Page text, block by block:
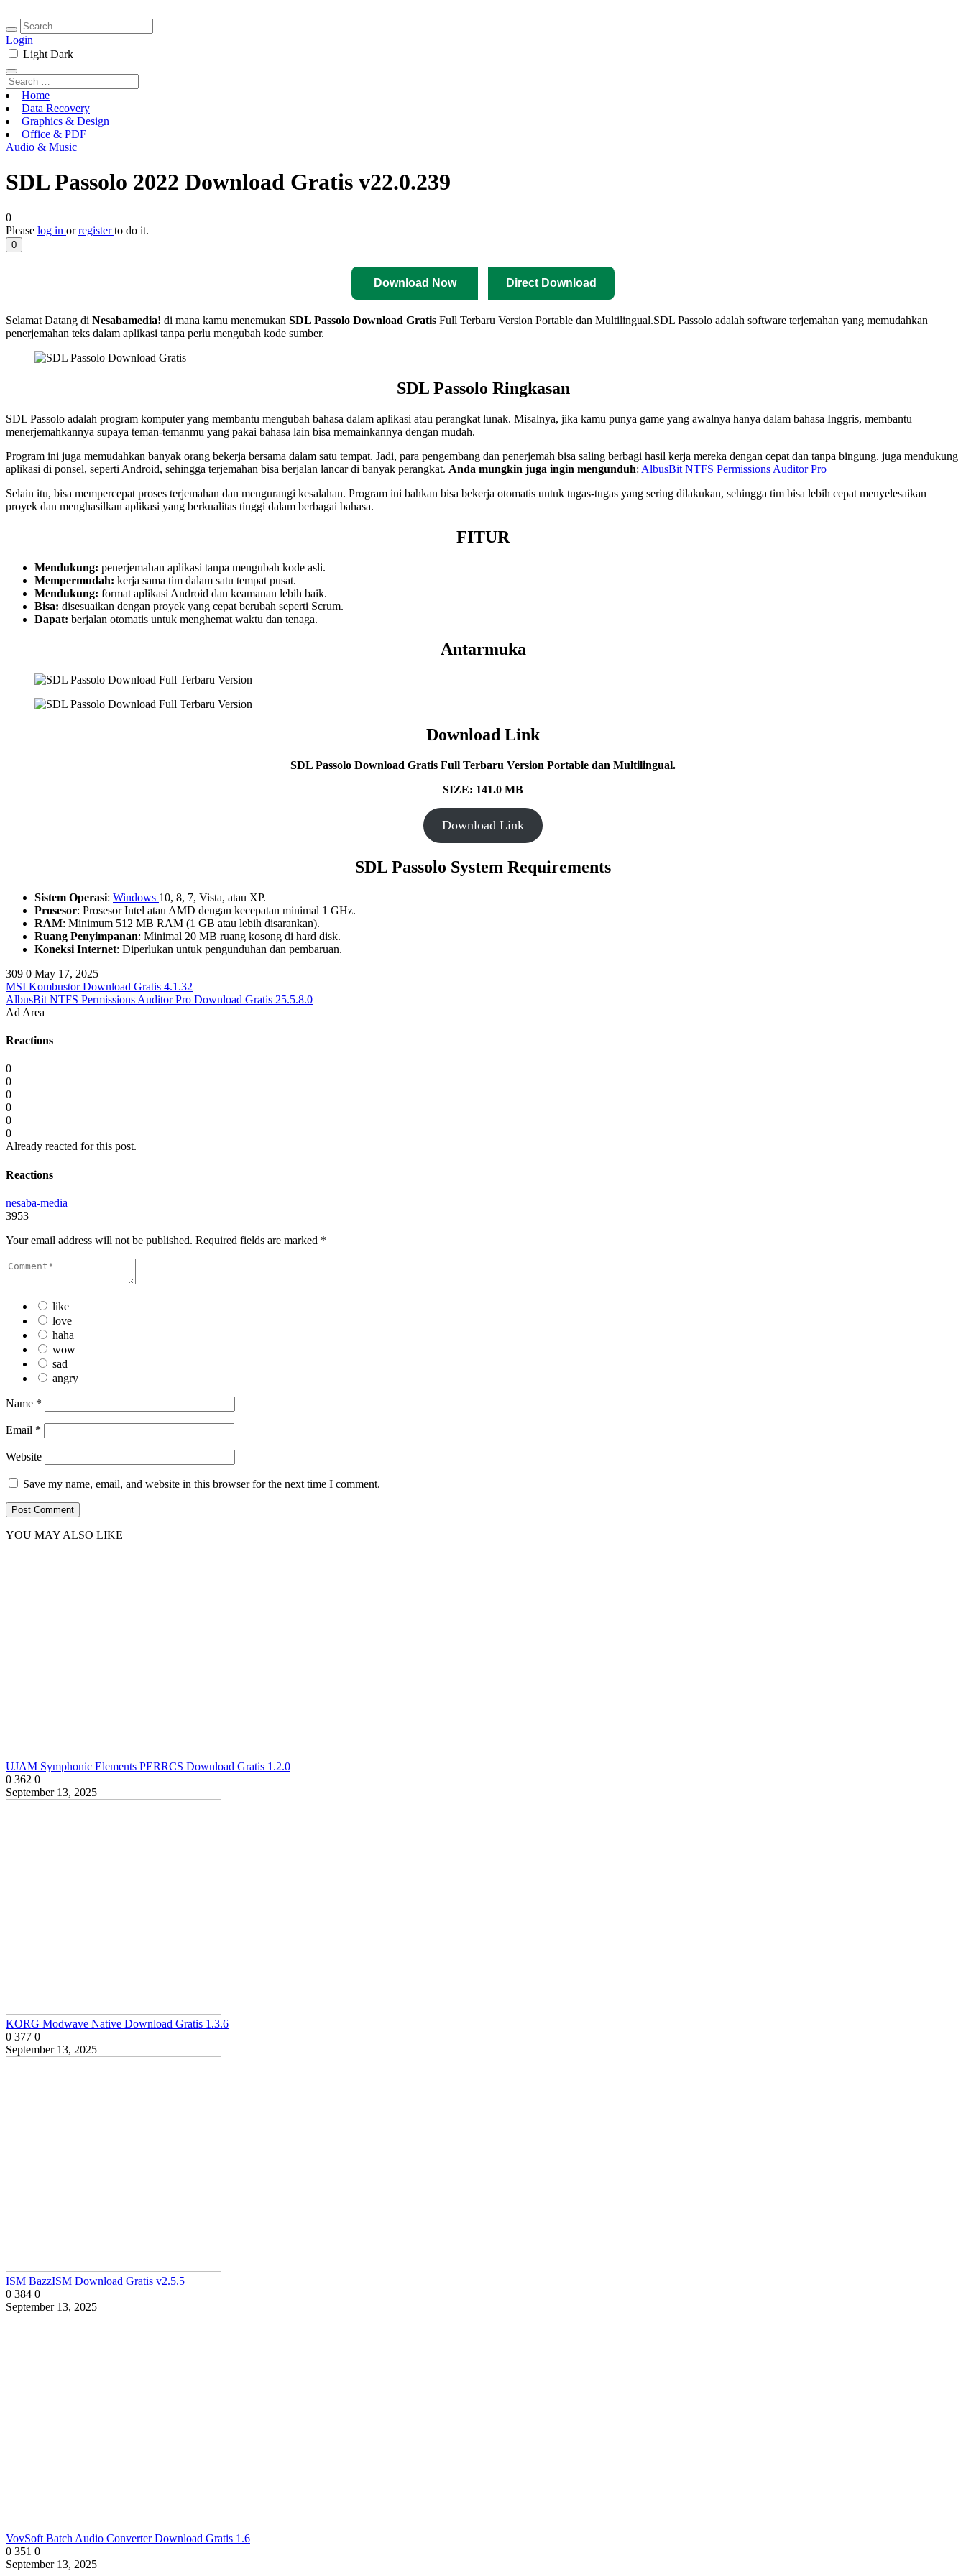
Login
Light Dark
Home
Data Recovery
Graphics & Design
Office & PDF
Audio & Music
SDL Passolo 2022 Download Gratis v22.0.239
0
Please log in orregisterto do it.
0
Download Now Direct Download
Selamat Datang di Nesabamedia! di mana kamu menemukan SDL Passolo Download Gratis Full Terbaru Version Portable dan Multilingual.SDL Passolo adalah software terjemahan yang memudahkan
penerjemahan teks dalam aplikasi tanpa perlu mengubah kode sumber.
SDL Passolo Ringkasan
SDL Passolo adalah program komputer yang membantu mengubah bahasa dalam aplikasi atau perangkat lunak. Misalnya, jika kamu punya game yang awalnya hanya dalam bahasa Inggris, membantu
menerjemahkannya supaya teman-temanmu yang pakai bahasa lain bisa memainkannya dengan mudah.
Program ini juga memudahkan banyak orang bekerja bersama dalam satu tempat. Jadi, para pengembang dan penerjemah bisa saling berbagi hasil kerja mereka dengan cepat dan tanpa bingung. juga mendukung
aplikasi di ponsel, seperti Android, sehingga terjemahan bisa berjalan lancar di banyak perangkat. Anda mungkin juga ingin mengunduh: AlbusBit NTFS Permissions Auditor Pro
Selain itu, bisa mempercepat proses terjemahan dan mengurangi kesalahan. Program ini bahkan bisa bekerja otomatis untuk tugas-tugas yang sering dilakukan, sehingga tim bisa lebih cepat menyelesaikan
proyek dan menghasilkan aplikasi yang berkualitas tinggi dalam berbagai bahasa.
FITUR
Mendukung: penerjemahan aplikasi tanpa mengubah kode asli.
Mempermudah: kerja sama tim dalam satu tempat pusat.
Mendukung: format aplikasi Android dan keamanan lebih baik.
Bisa: disesuaikan dengan proyek yang cepat berubah seperti Scrum.
Dapat: berjalan otomatis untuk menghemat waktu dan tenaga.
Antarmuka
Download Link
SDL Passolo Download Gratis Full Terbaru Version Portable dan Multilingual.
SIZE: 141.0 MB
Download Link
SDL Passolo System Requirements
Sistem Operasi: Windows 10, 8, 7, Vista, atau XP.
Prosesor: Prosesor Intel atau AMD dengan kecepatan minimal 1 GHz.
RAM: Minimum 512 MB RAM (1 GB atau lebih disarankan).
Ruang Penyimpanan: Minimal 20 MB ruang kosong di hard disk.
Koneksi Internet: Diperlukan untuk pengunduhan dan pembaruan.
309 0 May 17, 2025
MSI Kombustor Download Gratis 4.1.32
AlbusBit NTFS Permissions Auditor Pro Download Gratis 25.5.8.0
Ad Area
Reactions
0
0
0
0
0
0
Already reacted for this post.
Reactions
nesaba-media
3953
Your email address will not be published. Required fields are marked *
like
love
haha
wow
sad
angry
Name *
Email *
Website
Save my name, email, and website in this browser for the next time I comment.
YOU MAY ALSO LIKE
UJAM Symphonic Elements PERRCS Download Gratis 1.2.0
0 362 0
September 13, 2025
KORG Modwave Native Download Gratis 1.3.6
0 377 0
September 13, 2025
ISM BazzISM Download Gratis v2.5.5
0 384 0
September 13, 2025
VovSoft Batch Audio Converter Download Gratis 1.6
0 351 0
September 13, 2025